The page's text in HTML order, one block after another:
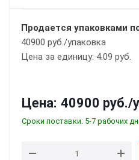
Продается упаковками
40900 руб./упаковка
Цена за единицу: 4.09 руб.
Цена: 40900 руб./
Сроки поставки: 5-7 рабочих